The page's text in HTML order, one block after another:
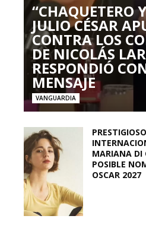
“CHAQUETERO
JULIO CÉSAR
CONTRA LOS
DE NICOLÁS
RESPONDIÓ
MENSAJE
VANGUARDIA
MARIANA DI
POSIBLE
OSCAR 2027